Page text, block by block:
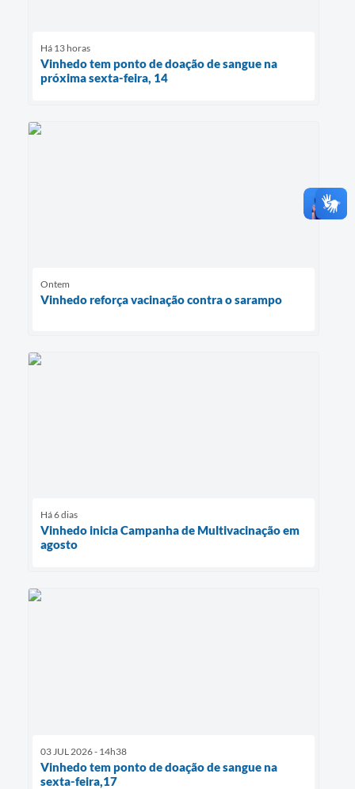
Há 13 horas
Vinhedo tem ponto de doação de sangue na
próxima sexta-feira, 14
Ontem
Vinhedo reforça vacinação contra o sarampo
Há 6 dias
Vinhedo inicia Campanha de Multivacinação em
agosto
03 JUL 2026 - 14h38
Vinhedo tem ponto de doação de sangue na
sexta-feira,17